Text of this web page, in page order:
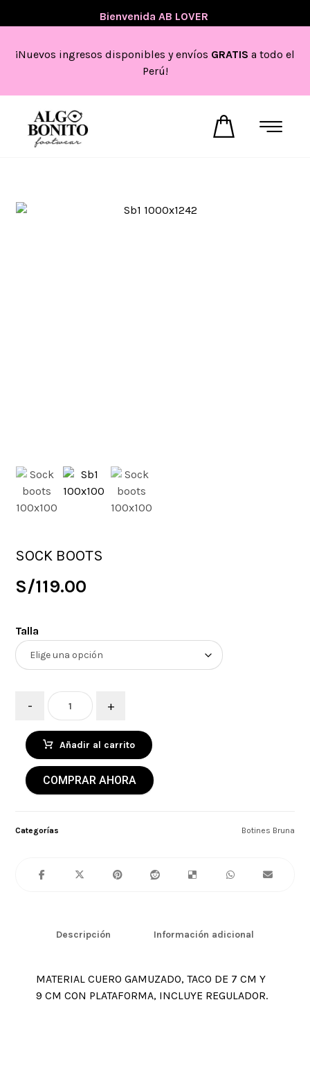
Bienvenida AB LOVER
¡Nuevos ingresos disponibles y envíos GRATIS a todo el
Perú!
SOCK BOOTS
S/119.00
Talla
- +
Añadir al carrito
COMPRAR AHORA
Categorías Botines Bruna
Descripción Información adicional
MATERIAL CUERO GAMUZADO, TACO DE 7 CM Y
9 CM CON PLATAFORMA, INCLUYE REGULADOR.